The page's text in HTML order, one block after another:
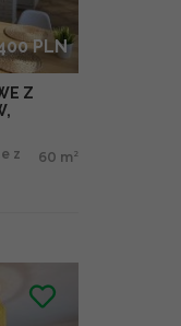
PLN
Z
z
60 m 2